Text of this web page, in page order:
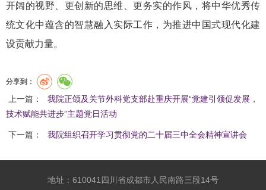
开阔的视野、更创新的思维、更务实的作风，将中华优秀传
统文化中蕴含的智慧融入实际工作，为推进中国式现代化建
设贡献力量。
分享到：
上一篇：
我院正颌及关节外科党支部赴重庆开展“党建引领促发展，
技术赋能共进步”主题党日活动
下一篇： 我院组织召开学习贯彻党的二十届三中全会精神宣讲会
地址：610041四川省成都市人民南路三段14号